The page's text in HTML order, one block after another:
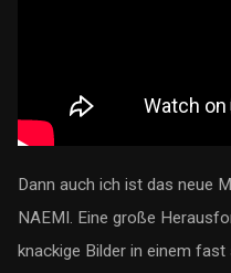
Dann auch ich ist das neue
NAEMI. Eine große
knackige Bilder in einem